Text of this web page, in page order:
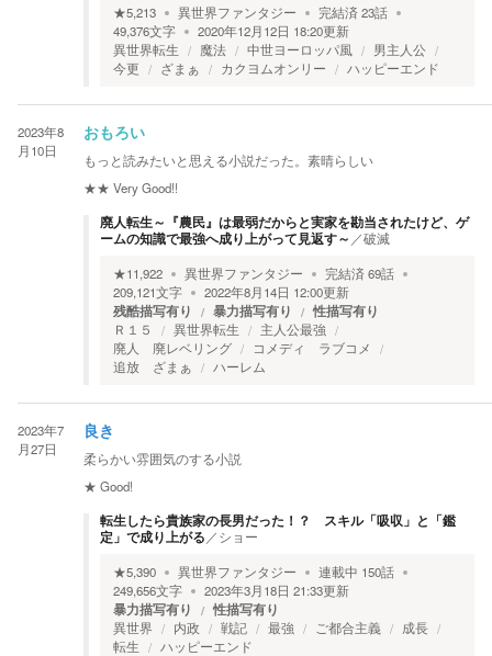
★5,213 異世界ファンタジー 完結済23話
49,376文字 2020年12月12日 18:20更新
異世界転生
魔法 中世ヨーロッパ風
男主人公
今更
ざまぁ カクヨムオンリー ハッピーエンド
2023年8
月10日
おもろい
もっと読みたいと思える小説だった。素晴らしい
★★ Very Good!!
廃人転生～『農民』は最弱だからと実家を勘当されたけど、ゲ
ームの知識で最強へ成り上がって見返す～ ／破滅
★11,922 異世界ファンタジー 完結済69話
209,121文字 2022年8月14日 12:00更新
残酷描写有り 暴力描写有り 性描写有り
Ｒ１５ 異世界転生
主人公最強
廃人 廃レベリング
コメディ ラブコメ
追放 ざまぁ
ハーレム
2023年7
月27日
良き
柔らかい雰囲気のする小説
★ Good!
転生したら貴族家の長男だった！？ スキル「吸収」と「鑑
定」で成り上がる ／ショー
★5,390 異世界ファンタジー 連載中 150話
249,656文字 2023年3月18日 21:33更新
暴力描写有り 性描写有り
異世界 内政 戦記 最強 ご都合主義
成長
転生
ハッピーエンド